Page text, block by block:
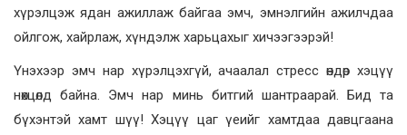
хүрэлцэж ядан ажиллаж байгаа эмч, эмнэлгийн ажилчдаа
ойлгож, хайрлаж, хүндэлж харьцахыг хичээгээрэй!
Үнэхээр эмч нар хүрэлцэхгүй, ачаалал стресс өндөр хэцүү
нөхцөлд байна. Эмч нар минь битгий шантраарай. Бид та
бүхэнтэй хамт шүү! Хэцүү цаг үеийг хамтдаа давцгаана